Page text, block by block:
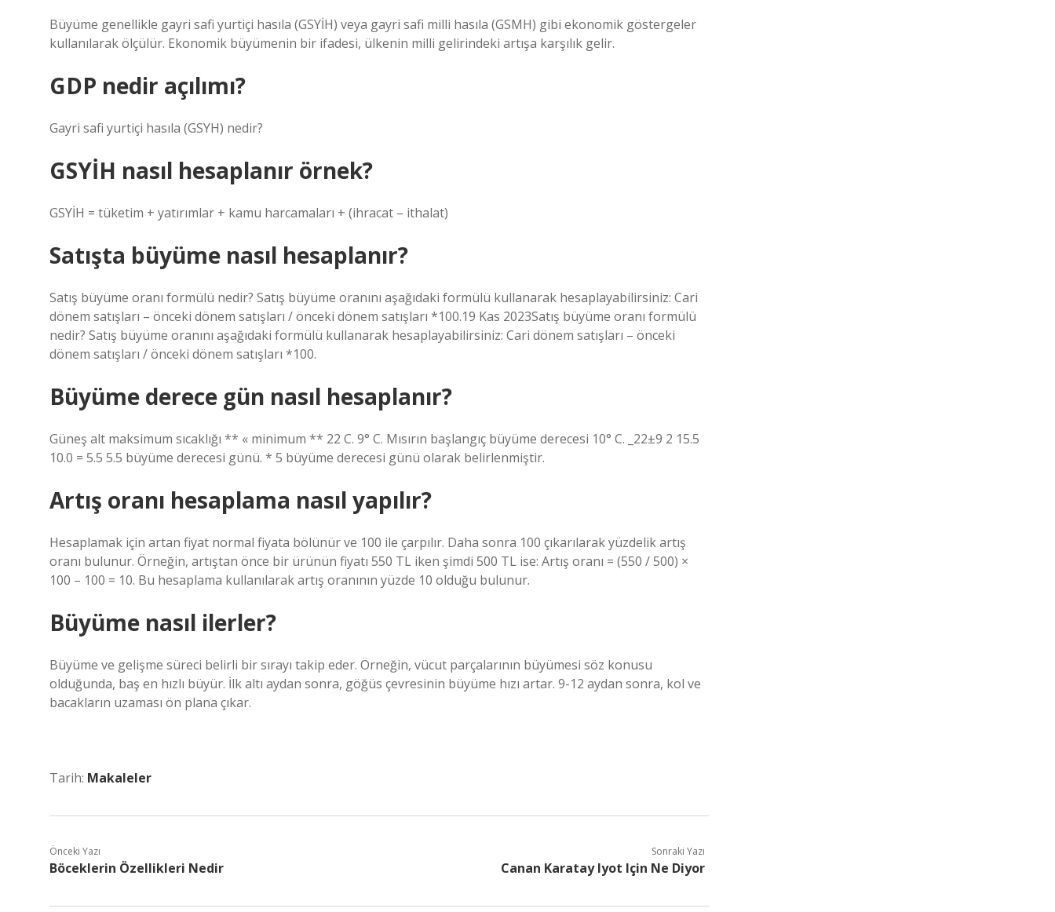
Büyüme genellikle gayri safi yurtiçi hasıla (GSYİH) veya gayri safi milli hasıla (GSMH) gibi ekonomik göstergeler
kullanılarak ölçülür. Ekonomik büyümenin bir ifadesi, ülkenin milli gelirindeki artışa karşılık gelir.
GDP nedir açılımı?
Gayri safi yurtiçi hasıla (GSYH) nedir?
GSYİH nasıl hesaplanır örnek?
GSYİH = tüketim + yatırımlar + kamu harcamaları + (ihracat – ithalat)
Satışta büyüme nasıl hesaplanır?
Satış büyüme oranı formülü nedir? Satış büyüme oranını aşağıdaki formülü kullanarak hesaplayabilirsiniz: Cari
dönem satışları – önceki dönem satışları / önceki dönem satışları *100.19 Kas 2023Satış büyüme oranı formülü
nedir? Satış büyüme oranını aşağıdaki formülü kullanarak hesaplayabilirsiniz: Cari dönem satışları – önceki
dönem satışları / önceki dönem satışları *100.
Büyüme derece gün nasıl hesaplanır?
Güneş alt maksimum sıcaklığı ** « minimum ** 22 C. 9° C. Mısırın başlangıç ​​büyüme derecesi 10° C. _22±9 2 15.5
10.0 = 5.5 5.5 büyüme derecesi günü. * 5 büyüme derecesi günü olarak belirlenmiştir.
Artış oranı hesaplama nasıl yapılır?
Hesaplamak için artan fiyat normal fiyata bölünür ve 100 ile çarpılır. Daha sonra 100 çıkarılarak yüzdelik artış
oranı bulunur. Örneğin, artıştan önce bir ürünün fiyatı 550 TL iken şimdi 500 TL ise: Artış oranı = (550 / 500) ×
100 – 100 = 10. Bu hesaplama kullanılarak artış oranının yüzde 10 olduğu bulunur.
Büyüme nasıl ilerler?
Büyüme ve gelişme süreci belirli bir sırayı takip eder. Örneğin, vücut parçalarının büyümesi söz konusu
olduğunda, baş en hızlı büyür. İlk altı aydan sonra, göğüs çevresinin büyüme hızı artar. 9-12 aydan sonra, kol ve
bacakların uzaması ön plana çıkar.
Tarih: Makaleler
Önceki Yazı
Böceklerin Özellikleri Nedir
Sonraki Yazı
Canan Karatay Iyot Için Ne Diyor